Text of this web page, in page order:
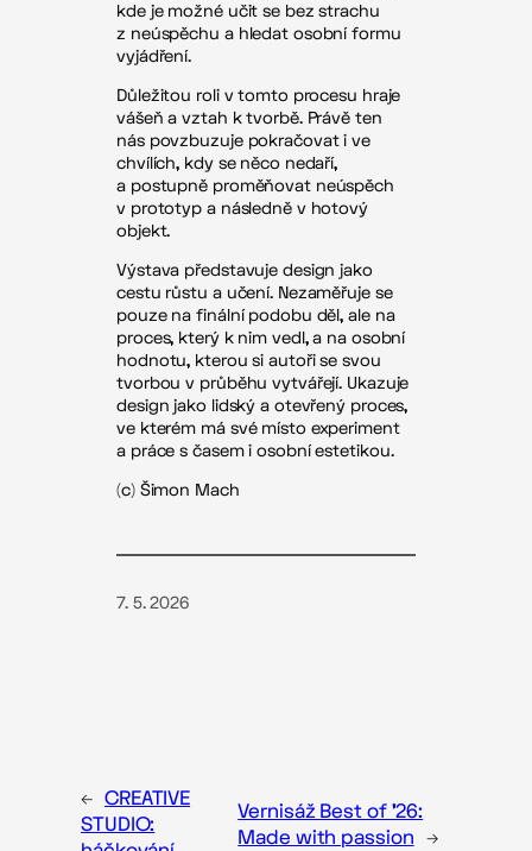
kde je možné učit se bez strachu
z neúspěchu a hledat osobní formu
vyjádření.
Důležitou roli v tomto procesu hraje
vášeň a vztah k tvorbě. Právě ten
nás povzbuzuje pokračovat i ve
chvílích, kdy se něco nedaří,
a postupně proměňovat neúspěch
v prototyp a následně v hotový
objekt.
Výstava představuje design jako
cestu růstu a učení. Nezaměřuje se
pouze na finální podobu děl, ale na
proces, který k nim vedl, a na osobní
hodnotu, kterou si autoři se svou
tvorbou v průběhu vytvářejí. Ukazuje
design jako lidský a otevřený proces,
ve kterém má své místo experiment
a práce s časem i osobní estetikou.
(c) Šimon Mach
7. 5. 2026
← CREATIVE
STUDIO:
Vernisáž Best of ’26:
Made with passion →